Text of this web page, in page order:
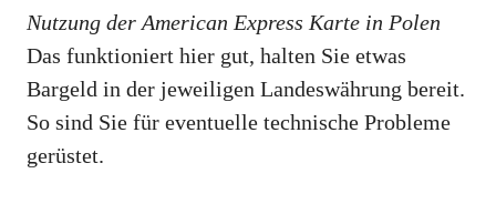
Nutzung der American Express Karte in Polen
Das funktioniert hier gut, halten Sie etwas
Bargeld in der jeweiligen Landeswährung bereit.
So sind Sie für eventuelle technische Probleme
gerüstet.